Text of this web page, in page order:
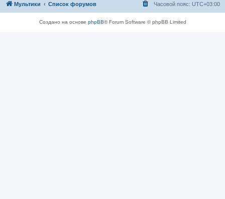
Мультики Список форумов Часовой пояс: UTC+03:00
Создано на основе phpBB® Forum Software © phpBB Limited